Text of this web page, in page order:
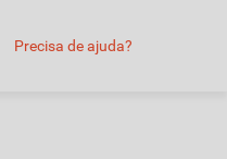
Precisa de ajuda?